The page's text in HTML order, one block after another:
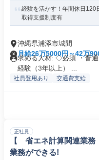
経験を活かす！年間休日
取得支援制度有
沖縄県浦添市城間
月給26万5000円～42万
求める人材: ◇必須 ・普
経験（3年以上） ...
社員登用あり 交通費支給
正社員
【 省エネ計算関連業
業務ができる!